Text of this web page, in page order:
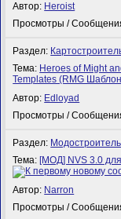
Автор: Heroist
Просмотры /
Раздел:
Тема: Heroes of Might
Templates (RMG
Автор: Edloyad
Просмотры /
Раздел:
Тема: [МОД] NVS 3.0
Автор: Narron
Просмотры /